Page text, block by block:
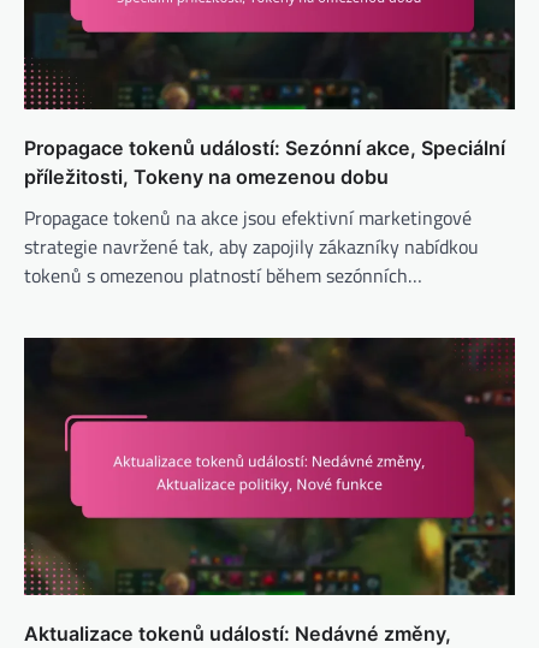
Propagace tokenů událostí: Sezónní akce, Speciální
příležitosti, Tokeny na omezenou dobu
Propagace tokenů na akce jsou efektivní marketingové
strategie navržené tak, aby zapojily zákazníky nabídkou
tokenů s omezenou platností během sezónních…
Aktualizace tokenů událostí: Nedávné změny,